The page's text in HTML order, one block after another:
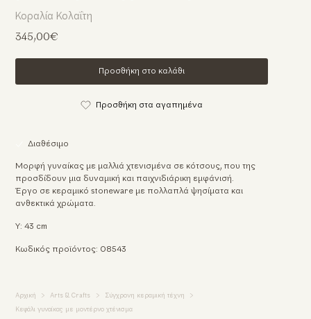
Κοραλία Κολαΐτη
345,00€
Προσθήκη στο καλάθι
Προσθήκη στα αγαπημένα
Διαθέσιμο
Μορφή γυναίκας με μαλλιά χτενισμένα σε κότσους, που της
προσδίδουν μια δυναμική και παιχνιδιάρικη εμφάνισή.
Έργο σε κεραμικό stoneware με πολλαπλά ψησίματα και
ανθεκτικά χρώματα.
Υ: 43 cm
Κωδικός προϊόντος: 08543
Αρχική Arts & Crafts Σύγχρονη κεραμική τέχνη
Κεφάλι γυναίκας με μοντέρνο χτένισμα